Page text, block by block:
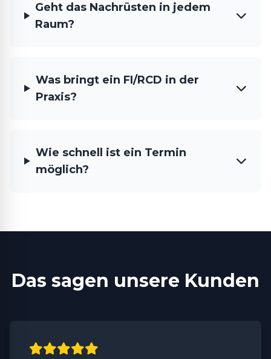
Geht das Nachrüsten in jedem
Raum?
Was bringt ein FI/RCD in der
Praxis?
Wie schnell ist ein Termin
möglich?
Das sagen unsere Kunden